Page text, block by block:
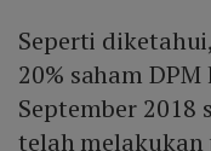
Seperti
20% saham DPM
September 2018
telah melakukan